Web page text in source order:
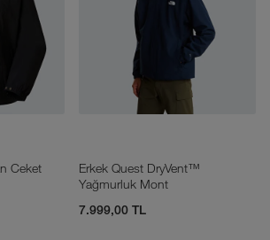
Ceket
Erkek Quest DryVent™
Yağmurluk Mont
7.999,00 TL